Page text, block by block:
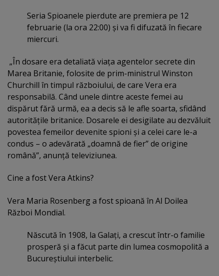
Seria Spioanele pierdute are premiera pe 12
februarie (la ora 22:00) şi va fi difuzată în fiecare
miercuri.
„În dosare era detaliată viaţa agentelor secrete din
Marea Britanie, folosite de prim-ministrul Winston
Churchill în timpul războiului, de care Vera era
responsabilă. Când unele dintre aceste femei au
dispărut fără urmă, ea a decis să le afle soarta, sfidând
autorităţile britanice. Dosarele ei desigilate au dezvăluit
povestea femeilor devenite spioni şi a celei care le-a
condus – o adevărată „doamnă de fier” de origine
română”, anunţă televiziunea.
Cine a fost Vera Atkins?
Vera Maria Rosenberg a fost spioană în Al Doilea
Război Mondial.
Născută în 1908, la Galaţi, a crescut într-o familie
prosperă şi a făcut parte din lumea cosmopolită a
Bucureştiului interbelic.